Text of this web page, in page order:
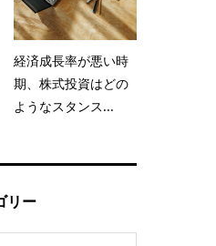
経済成長率が悪い時
期、株式投資はどの
ようなスタンス...
リー